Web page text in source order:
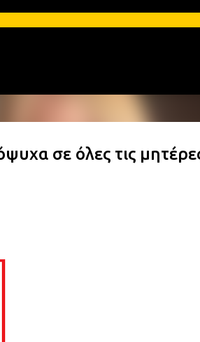
σε όλες τις